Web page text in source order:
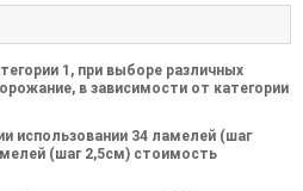
1, при выборе различных
в зависимости от категории
использовании 34 ламелей (шаг
(шаг 2,5см) стоимость